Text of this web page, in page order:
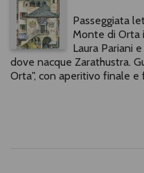
Passeggiata
Monte di Orta
Laura Pariani
dove nacque Zarathustra.
Orta", con aperitivo finale e